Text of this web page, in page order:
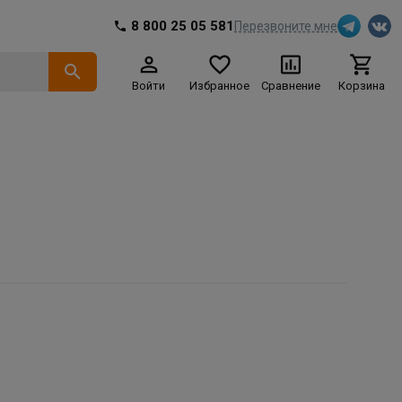
8 800 25 05 581 Перезвоните мне
Войти Избранное Сравнение Корзина